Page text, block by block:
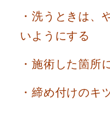
・洗うときは、
いようにする
・施術した箇所
・締め付けのキ